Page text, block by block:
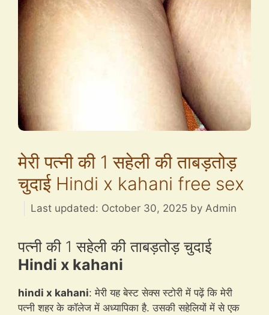
मेरी पत्नी की 1 सहेली की ताबड़तोड़
चुदाई Hindi x kahani free sex
October 30, 2025 by Admin
पत्नी की 1 सहेली की ताबड़तोड़ चुदाई
Hindi x kahani
hindi x kahani: मेरी यह बेस्ट सेक्स स्टोरी में पढ़ें कि मेरी
पत्नी शहर के कॉलेज में अध्यापिका है. उसकी सहेलियों में से एक